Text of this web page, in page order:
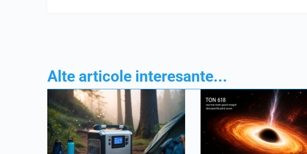
Alte articole interesante...